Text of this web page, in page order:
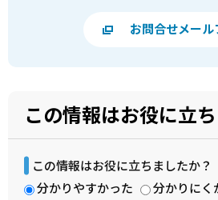
お問合せメール
この情報はお役に立
この情報はお役に立ちましたか？
分かりやすかった
分かりにく